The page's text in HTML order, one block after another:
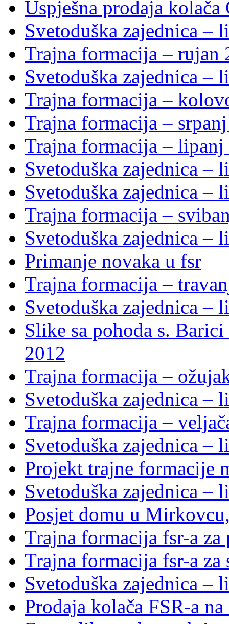
Uspješna prodaja kolača
Svetoduška zajednica –
Trajna formacija – rujan
Svetoduška zajednica –
Trajna formacija –
Trajna formacija –
Trajna formacija – lipanj
Svetoduška zajednica –
Svetoduška zajednica –
Trajna formacija –
Svetoduška zajednica –
Primanje novaka u fsr
Trajna formacija –
Svetoduška zajednica –
Slike sa pohoda s.
2012
Trajna formacija –
Svetoduška zajednica –
Trajna formacija –
Svetoduška zajednica –
Projekt trajne formacije
Svetoduška zajednica –
Posjet domu u
Trajna formacija fsr-a za
Trajna formacija fsr-a za
Svetoduška zajednica –
Prodaja kolača FSR-a